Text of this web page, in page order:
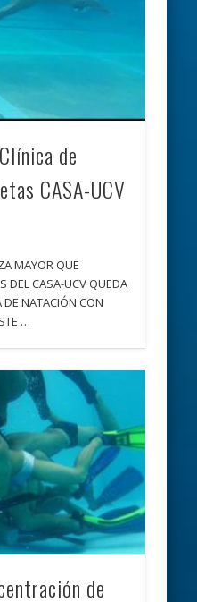
de
CASA-UCV
MAYOR QUE
DEL CASA-UCV QUEDA
DE NATACIÓN CON
…
de